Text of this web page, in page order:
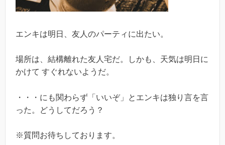
エンキは明日、友人のパーティに出たい。
場所は、結構離れた友人宅だ。しかも、天気は明日に
かけて すぐれないようだ。
・・・ にも関わらず「いいぞ」とエンキは独り言を言
った。どうしてだろう？
※質問お待ちしております。